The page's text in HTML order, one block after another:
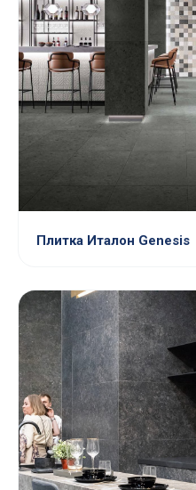
Плитка Италон Genesis